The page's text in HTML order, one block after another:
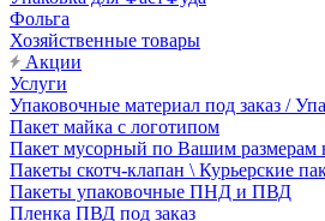
Фольга
Хозяйственные товары
Акции
Услуги
Упаковочные материал под заказ /
Пакет майка с логотипом
Пакет мусорный по Вашим размерам
Пакеты скотч-клапан \ Курьерские
Пакеты упаковочные ПНД и ПВД
Пленка ПВД под заказ